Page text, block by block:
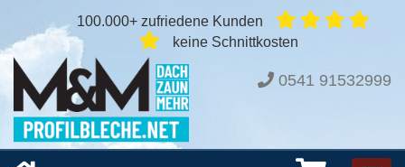
100.000+ zufriedene Kunden
keine Schnittkosten
0541 91532999